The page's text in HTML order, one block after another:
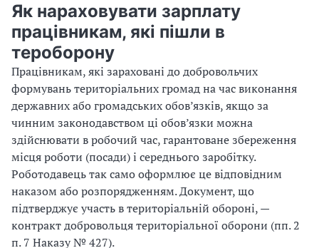
Як нараховувати зарплату
працівникам, які пішли в
тероборону
Працівникам, які зараховані до добровольчих
формувань територіальних громад на час виконання
державних або громадських обов’язків, якщо за
чинним законодавством ці обов’язки можна
здійснювати в робочий час, гарантоване збереження
місця роботи (посади) і середнього заробітку.
Роботодавець так само оформлює це відповідним
наказом або розпорядженням. Документ, що
підтверджує участь в територіальній обороні, —
контракт добровольця територіальної оборони (пп. 2
п. 7 Наказу № 427).